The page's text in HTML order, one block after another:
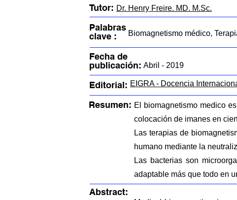
Tutor: Dr. Henry Freire. MD. M.Sc.
Palabras
clave :Biomagnetismo médico,
Fecha de
publicación:Abril - 2019
Editorial: EIGRA - Docencia
Resumen: El biomagnetismo medico
colocación de imanes en
Las terapias de
humano mediante la
Las bacterias son
adaptable más que todo en
Abstract: